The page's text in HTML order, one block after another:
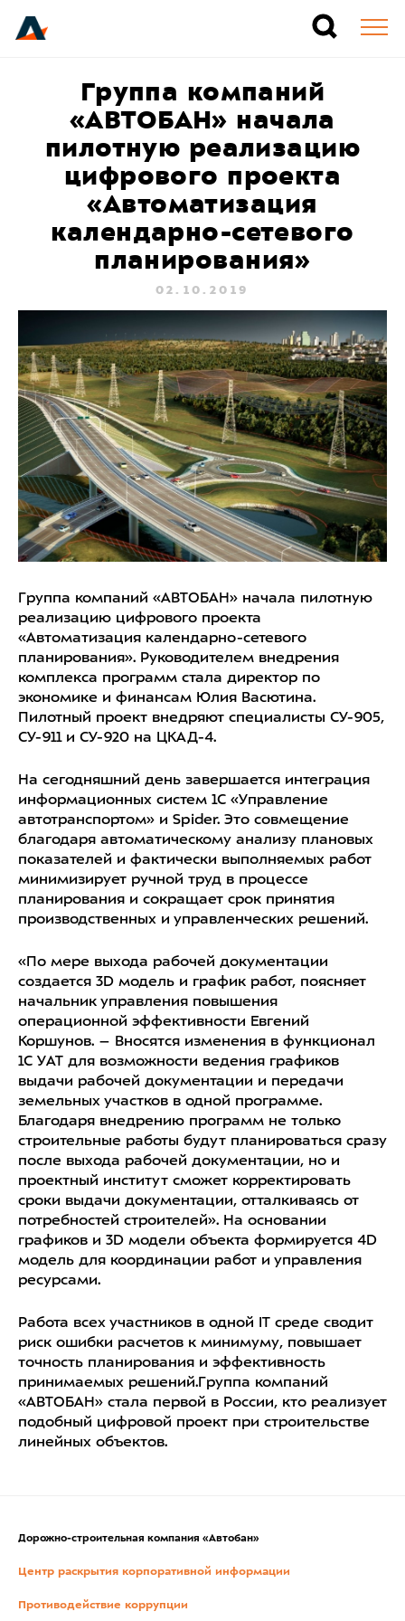
Группа компаний
«АВТОБАН» начала
пилотную реализацию
цифрового проекта
«Автоматизация
календарно-сетевого
планирования»
02.10.2019
Группа компаний «АВТОБАН» начала пилотную
реализацию цифрового проекта
«Автоматизация календарно-сетевого
планирования». Руководителем внедрения
комплекса программ стала директор по
экономике и финансам Юлия Васютина.
Пилотный проект внедряют специалисты СУ-905,
СУ-911 и СУ-920 на ЦКАД-4.
На сегодняшний день завершается интеграция
информационных систем 1С «Управление
автотранспортом» и Spider. Это совмещение
благодаря автоматическому анализу плановых
показателей и фактически выполняемых работ
минимизирует ручной труд в процессе
планирования и сокращает срок принятия
производственных и управленческих решений.
«По мере выхода рабочей документации
создается 3D модель и график работ, поясняет
начальник управления повышения
операционной эффективности Евгений
Коршунов. – Вносятся изменения в функционал
1С УАТ для возможности ведения графиков
выдачи рабочей документации и передачи
земельных участков в одной программе.
Благодаря внедрению программ не только
строительные работы будут планироваться сразу
после выхода рабочей документации, но и
проектный институт сможет корректировать
сроки выдачи документации, отталкиваясь от
потребностей строителей». На основании
графиков и 3D модели объекта формируется 4D
модель для координации работ и управления
ресурсами.
Работа всех участников в одной IT среде сводит
риск ошибки расчетов к минимуму, повышает
точность планирования и эффективность
принимаемых решений.Группа компаний
«АВТОБАН» стала первой в России, кто реализует
подобный цифровой проект при строительстве
линейных объектов.
Дорожно-строительная компания «Автобан»
Центр раскрытия корпоративной информации
Противодействие коррупции